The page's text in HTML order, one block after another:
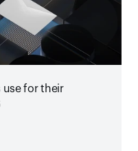
use for their